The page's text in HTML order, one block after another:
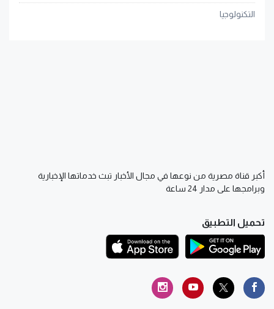
التكنولوجيا
أكبر قناة مصرية من نوعها في مجال الأخبار تبث خدماتها الإخبارية
وبرامجها على مدار 24 ساعة
تحميل التطبيق